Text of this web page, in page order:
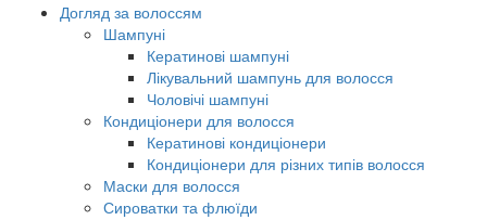
Догляд за волоссям
Шампуні
Кератинові шампуні
Лікувальний шампунь для волосся
Чоловічі шампуні
Кондиціонери для волосся
Кератинові кондиціонери
Кондиціонери для різних типів волосся
Маски для волосся
Сироватки та флюїди